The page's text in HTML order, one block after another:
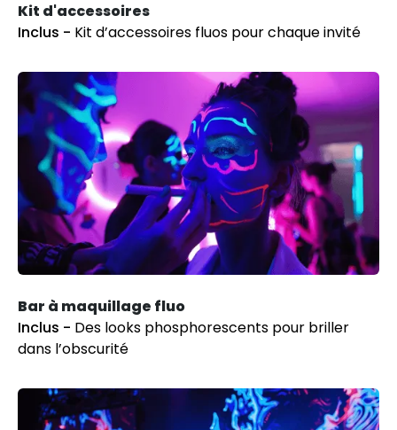
Kit d'accessoires
Inclus - Kit d’accessoires fluos pour chaque invité
Bar à maquillage fluo
Inclus - Des looks phosphorescents pour briller
dans l’obscurité